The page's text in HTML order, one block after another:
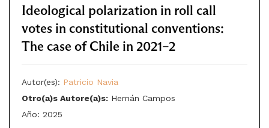
Ideological polarization in roll call
votes in constitutional conventions:
The case of Chile in 2021–2
Autor(es): Patricio Navia
Otro(a)s Autore(a)s: Hernán Campos
Año: 2025